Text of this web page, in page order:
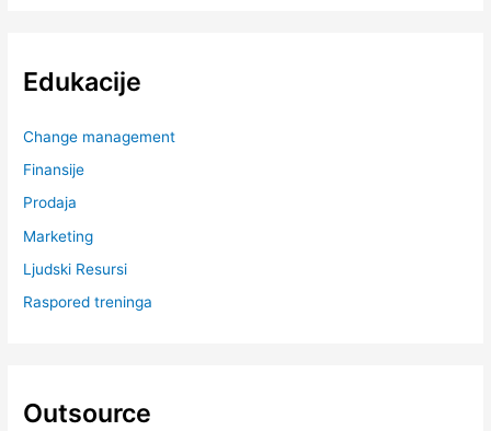
Edukacije
Change management
Finansije
Prodaja
Marketing
Ljudski Resursi
Raspored treninga
Outsource